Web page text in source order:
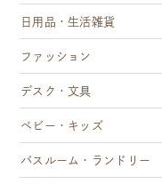
日用品・生活雑貨
ファッション
デスク・文具
ベビー・キッズ
バスルーム・ランドリー